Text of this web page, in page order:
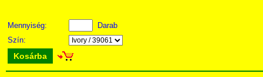
Mennyiség:
Darab
Szín:
Kosárba